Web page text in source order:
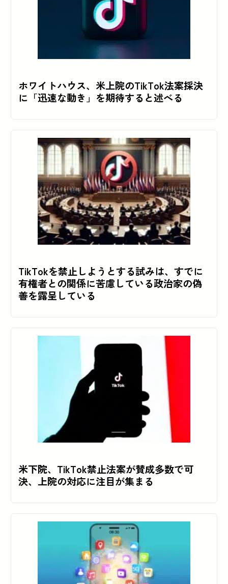
ホワイトハウス、米上院のTikTok法案採決
に「迅速な動き」を期待すると述べる
TikTokを禁止しようとする試みは、すでに
有権者との関係に苦慮している政治家の偽
善を露呈している
米下院、TikTok禁止法案が賛成多数で可
決、上院の対応に注目が集まる